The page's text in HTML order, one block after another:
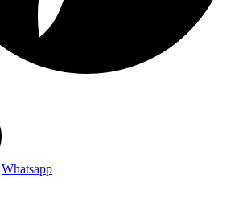
Whatsapp